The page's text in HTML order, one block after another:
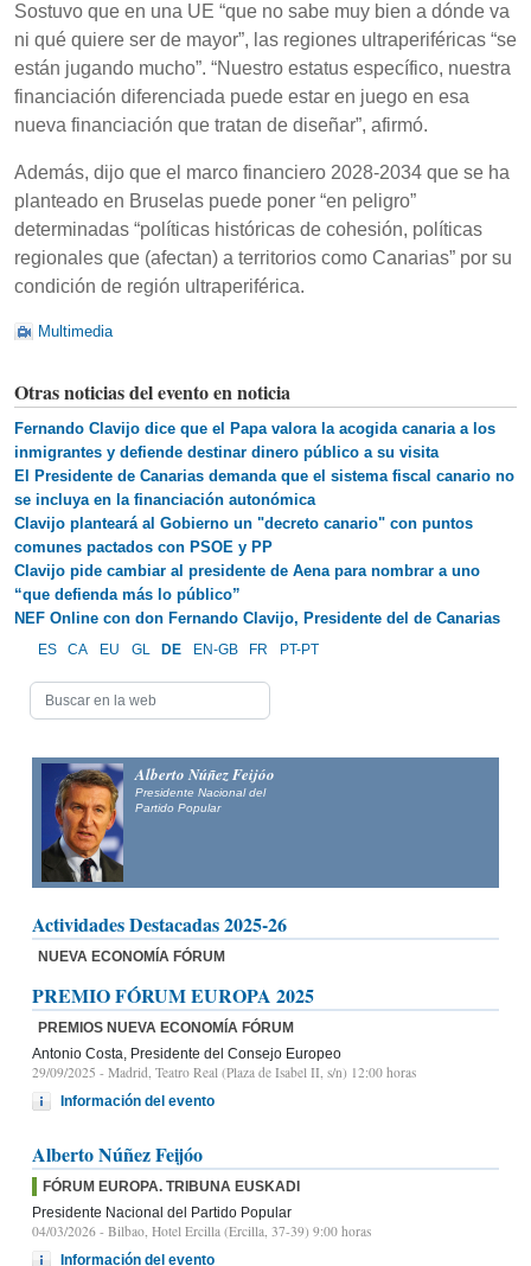
Sostuvo que en una UE “que no sabe muy bien a dónde va
ni qué quiere ser de mayor”, las regiones ultraperiféricas “se
están jugando mucho”. “Nuestro estatus específico, nuestra
financiación diferenciada puede estar en juego en esa
nueva financiación que tratan de diseñar”, afirmó.
Además, dijo que el marco financiero 2028-2034 que se ha
planteado en Bruselas puede poner “en peligro”
determinadas “políticas históricas de cohesión, políticas
regionales que (afectan) a territorios como Canarias” por su
condición de región ultraperiférica.
Multimedia
Otras noticias del evento en noticia
Fernando Clavijo dice que el Papa valora la acogida canaria a los
inmigrantes y defiende destinar dinero público a su visita
El Presidente de Canarias demanda que el sistema fiscal canario no
se incluya en la financiación autonómica
Clavijo planteará al Gobierno un "decreto canario" con puntos
comunes pactados con PSOE y PP
Clavijo pide cambiar al presidente de Aena para nombrar a uno
“que defienda más lo público”
NEF Online con don Fernando Clavijo, Presidente del de Canarias
ES CA EU GL DE EN-GB FR PT-PT
Alberto Núñez Feijóo
Presidente Nacional del
Partido Popular
Actividades Destacadas 2025-26
NUEVA ECONOMÍA FÓRUM
PREMIO FÓRUM EUROPA 2025
PREMIOS NUEVA ECONOMÍA FÓRUM
Antonio Costa, Presidente del Consejo Europeo
29/09/2025 - Madrid, Teatro Real (Plaza de Isabel II, s/n) 12:00 horas
Información del evento
Alberto Núñez Feijóo
FÓRUM EUROPA. TRIBUNA EUSKADI
Presidente Nacional del Partido Popular
04/03/2026 - Bilbao, Hotel Ercilla (Ercilla, 37-39) 9:00 horas
Información del evento